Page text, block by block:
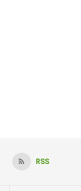
RSS